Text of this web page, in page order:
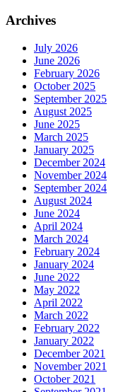
Archives
July 2026
June 2026
February 2026
October 2025
September 2025
August 2025
June 2025
March 2025
January 2025
December 2024
November 2024
September 2024
August 2024
June 2024
April 2024
March 2024
February 2024
January 2024
June 2022
May 2022
April 2022
March 2022
February 2022
January 2022
December 2021
November 2021
October 2021